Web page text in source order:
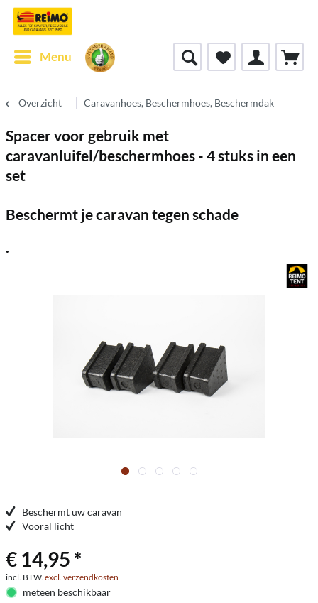
Menu
Overzicht Caravanhoes, Beschermhoes, Beschermdak
Spacer voor gebruik met
caravanluifel/beschermhoes - 4 stuks in een
set
Beschermt je caravan tegen schade
.
Beschermt uw caravan
Vooral licht
€ 14,95 *
incl. BTW. excl. verzendkosten
meteen beschikbaar